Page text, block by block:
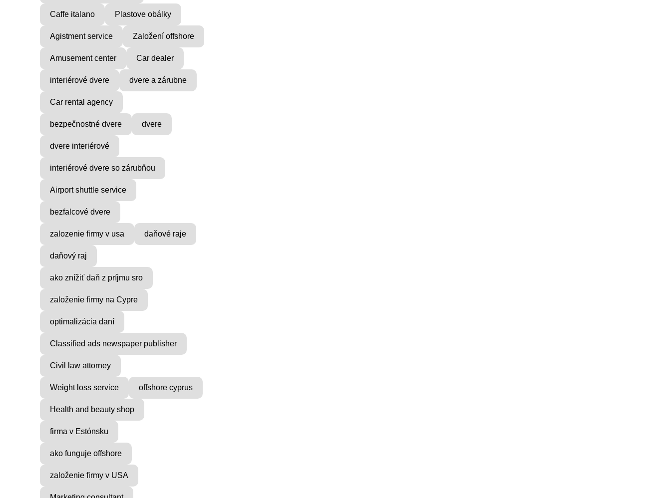
Caffe italano Plastove obálky
Agistment service Založení offshore
Amusement center Car dealer
interiérové dvere dvere a zárubne
Car rental agency
bezpečnostné dvere dvere
dvere interiérové
interiérové dvere so zárubňou
Airport shuttle service
bezfalcové dvere
zalozenie firmy v usa daňové raje
daňový raj
ako znížiť daň z príjmu sro
založenie firmy na Cypre
optimalizácia daní
Classified ads newspaper publisher
Civil law attorney
Weight loss service offshore cyprus
Health and beauty shop
firma v Estónsku
ako funguje offshore
založenie firmy v USA
Find Inner Peace with Raul
Cie...